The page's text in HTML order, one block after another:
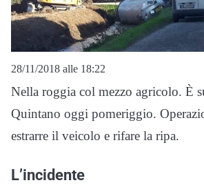
28/11/2018 alle 18:22
Nella roggia col mezzo agricolo. È
Quintano oggi pomeriggio.
estrarre il veicolo e rifare la ripa.
L’incidente